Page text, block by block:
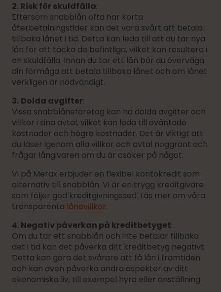
2. Risk för skuldfälla:
Eftersom snabblån ofta har korta
återbetalningstider kan det vara svårt att betala
tillbaka lånet i tid. Detta kan leda till att du tar nya
lån för att täcka de befintliga, vilket kan resultera i
en skuldfälla. Innan du tar ett lån bör du överväga
din förmåga att betala tillbaka lånet och om lånet
verkligen är nödvändigt.
3. Dolda avgifter:
Vissa snabblåneföretag kan ha dolda avgifter och
villkor i sina avtal, vilket kan leda till oväntade
kostnader och högre kostnader. Det är viktigt att
du läser igenom alla villkor och avtal noggrant och
frågar långivaren om du är osäker på något.
Vi på Merax erbjuder en flexibel kontokredit som
alternativ till snabblån. Vi är en trygg kreditgivare
som följer god kreditgivningssed. Läs mer om våra
transparenta lånevillkor.
4. Negativ påverkan på kreditbetyget:
Om du tar ett snabblån och inte betalar tillbaka
det i tid kan det påverka ditt kreditbetyg negativt.
Detta kan göra det svårare att få lån i framtiden
och kan även påverka andra aspekter av ditt
ekonomiska liv, till exempel hyra eller anställning.